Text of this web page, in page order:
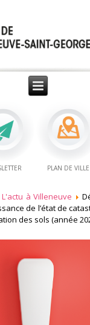
PLAN DE VILLE
L'actu à Villeneuve
de l’état de
des sols (année